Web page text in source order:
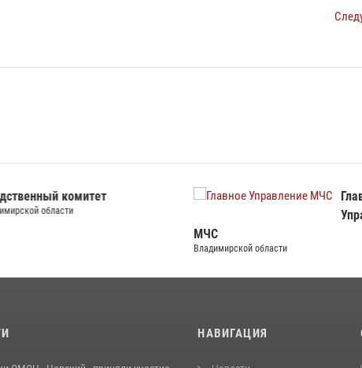
комитет
области
МЧС
Владимирской области
НАВИГАЦИЯ